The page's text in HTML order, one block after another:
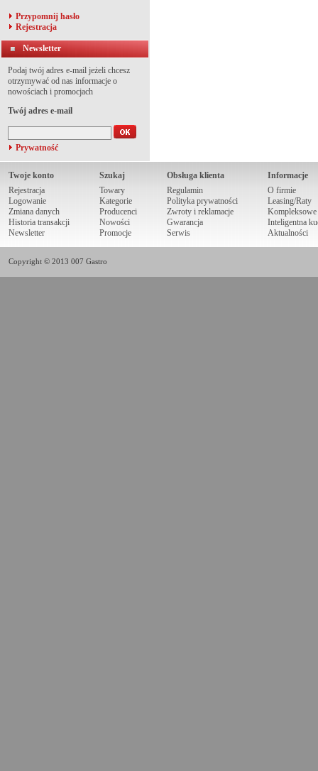
Przypomnij hasło
Rejestracja
Newsletter
Podaj twój adres e-mail jeżeli chcesz
otrzymywać od nas informacje o
nowościach i promocjach
Twój adres e-mail
Prywatność
Twoje konto
Rejestracja
Logowanie
Zmiana danych
Historia transakcji
Newsletter
Szukaj
Towary
Kategorie
Producenci
Nowości
Promocje
Obsługa klienta
Regulamin
Polityka prywatności
Zwroty i reklamacje
Gwarancja
Serwis
Informacje
O firmie
Leasing/Raty
Kompleksowe
Inteligentna
Aktualności
Copyright © 2013 007 Gastro